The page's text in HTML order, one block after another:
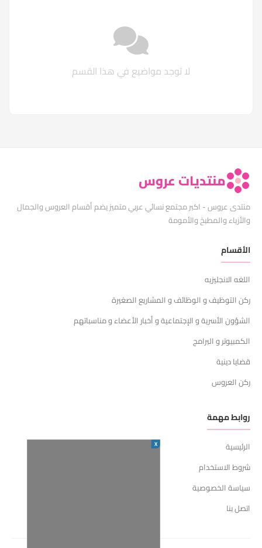
لا توجد مواضيع في هذا القسم
منتديات عروس
منتدى عروس - اكبر مجتمع نسائي عربي متميز يضم أقسام العروس والجمال
والأزياء والمطبخ والأمومة
الأقسام
اللغه الانجليزيه
ركن التوظيف و الوظائف و المشاريع الصغيرة
الشؤون الأسرية و الإجتماعية و أخبار الأعضاء و مناسباتهم
الكمبيوتر و البرامج
قضايا دينية
ركن العروس
روابط مهمة
الرئيسية
شروط الاستخدام
سياسة الخصوصية
اتصل بنا
X